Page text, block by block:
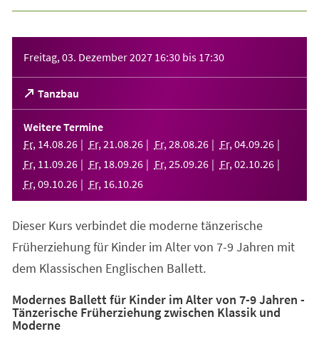
Freitag, 03. Dezember 2027 16:30 bis 17:30
Tanzbau
(Öffnet
in
einem
neuen
Tab)
Weitere Termine
Fr, 14.08.26 Fr, 21 .08.26 Fr, 28.08.26 Fr, 04.09.26
Fr, 11 .09.26 Fr, 18.09.26 Fr, 25.09.26 Fr, 02.10.26
Fr, 09.10.26 Fr, 16.10.26
Dieser Kurs verbindet die moderne tänzerische
Früherziehung für Kinder im Alter von 7-9 Jahren mit
dem Klassischen Englischen Ballett.
Modernes Ballett für Kinder im Alter von 7-9 Jahren -
Tänzerische Früherziehung zwischen Klassik und
Moderne